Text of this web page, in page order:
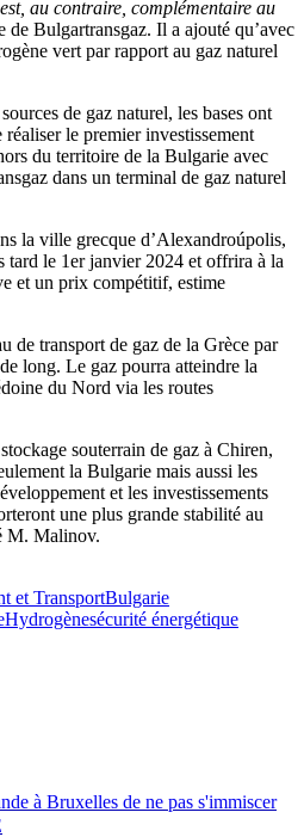
au contraire, complémentaire au
de Bulgartransgaz. Il a ajouté qu’avec
vert par rapport au gaz naturel
de gaz naturel, les bases ont
réaliser le premier investissement
du territoire de la Bulgarie avec
dans un terminal de gaz naturel
la ville grecque d’Alexandroúpolis,
tard le 1er janvier 2024 et offrira à la
et un prix compétitif, estime
de transport de gaz de la Grèce par
long. Le gaz pourra atteindre la
du Nord via les routes
souterrain de gaz à Chiren,
la Bulgarie mais aussi les
et les investissements
une plus grande stabilité au
M. Malinov.
et TransportBulgarie
Hydrogènesécurité énergétique
à Bruxelles de ne pas s'immiscer